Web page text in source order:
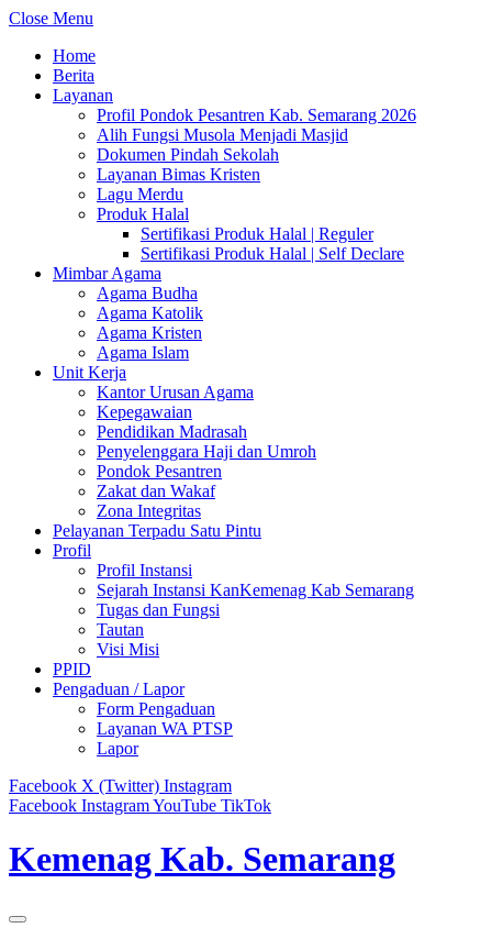
Close Menu
Home
Berita
Layanan
Profil Pondok Pesantren Kab. Semarang 2026
Alih Fungsi Musola Menjadi Masjid
Dokumen Pindah Sekolah
Layanan Bimas Kristen
Lagu Merdu
Produk Halal
Sertifikasi Produk Halal | Reguler
Sertifikasi Produk Halal | Self Declare
Mimbar Agama
Agama Budha
Agama Katolik
Agama Kristen
Agama Islam
Unit Kerja
Kantor Urusan Agama
Kepegawaian
Pendidikan Madrasah
Penyelenggara Haji dan Umroh
Pondok Pesantren
Zakat dan Wakaf
Zona Integritas
Pelayanan Terpadu Satu Pintu
Profil
Profil Instansi
Sejarah Instansi KanKemenag Kab Semarang
Tugas dan Fungsi
Tautan
Visi Misi
PPID
Pengaduan / Lapor
Form Pengaduan
Layanan WA PTSP
Lapor
Facebook X (Twitter) Instagram
Facebook InstagramYouTube TikTok
Kemenag Kab. Semarang